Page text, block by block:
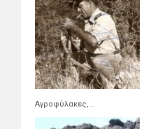
Αγροφύλακες,…